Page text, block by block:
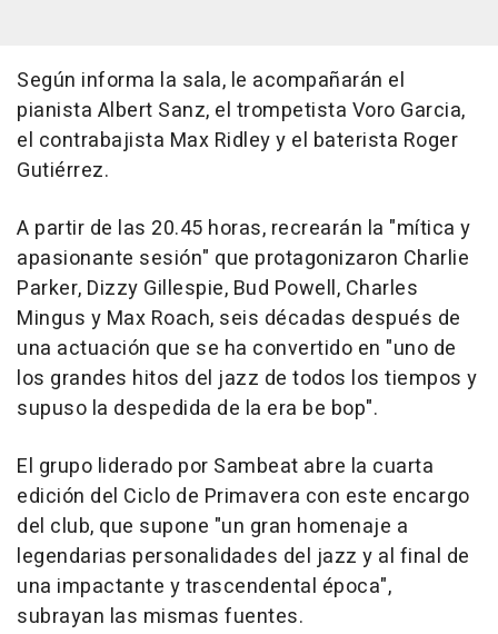
Según informa la sala, le acompañarán el
pianista Albert Sanz, el trompetista Voro Garcia,
el contrabajista Max Ridley y el baterista Roger
Gutiérrez.
A partir de las 20.45 horas, recrearán la "mítica y
apasionante sesión" que protagonizaron Charlie
Parker, Dizzy Gillespie, Bud Powell, Charles
Mingus y Max Roach, seis décadas después de
una actuación que se ha convertido en "uno de
los grandes hitos del jazz de todos los tiempos y
supuso la despedida de la era be bop".
El grupo liderado por Sambeat abre la cuarta
edición del Ciclo de Primavera con este encargo
del club, que supone "un gran homenaje a
legendarias personalidades del jazz y al final de
una impactante y trascendental época",
subrayan las mismas fuentes.